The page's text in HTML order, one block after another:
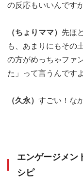
の反応もいいんです
（ちょりママ） 先ほ
も、あまりにもその
の方がめっちゃファ
た」って言うんです
（久永） すごい！な
エンゲージメン
シピ